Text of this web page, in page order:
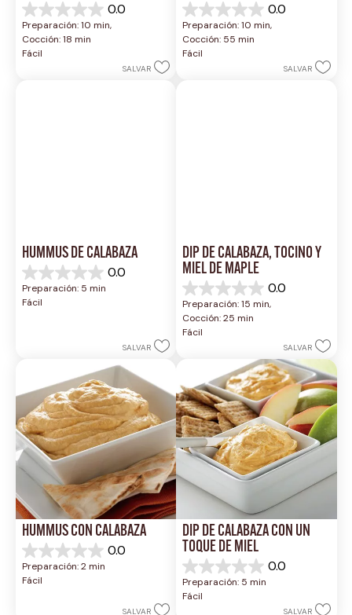
0.0
0.0
de
5
estrellas.
Preparación: 10 min,
Cocción: 18 min
Fácil
SALVAR
0.0
0.0
de
5
estrellas.
Preparación: 10 min,
Cocción: 55 min
Fácil
SALVAR
HUMMUS DE CALABAZA
0.0
0.0
de
5
Preparación: 5 min
Fácil
SALVAR
DIP DE CALABAZA, TOCINO Y
MIEL DE MAPLE
0.0
0.0
de
5
estrellas.
Preparación: 15 min,
Cocción: 25 min
Fácil
SALVAR
HUMMUS CON CALABAZA
0.0
0.0
de
5
Preparación: 2 min
Fácil
SALVAR
DIP DE CALABAZA CON UN
TOQUE DE MIEL
0.0
0.0
de
5
Preparación: 5 min
Fácil
SALVAR